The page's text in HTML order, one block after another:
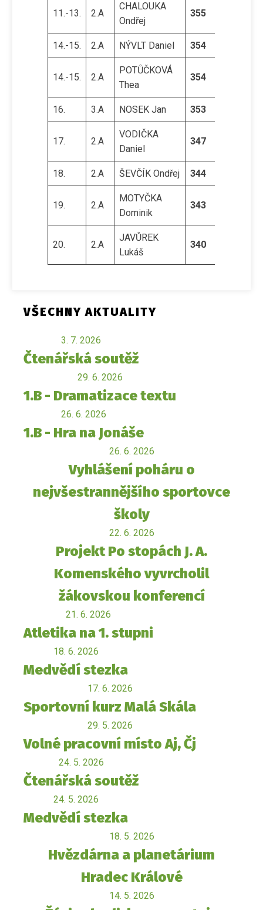
11.-13. 2.A
CHALOUKA
Ondřej
355
14.-15. 2.A NÝVLT Daniel 354
14.-15. 2.A
POTŮČKOVÁ
Thea
354
16. 3.A NOSEK Jan 353
17. 2.A
VODIČKA
Daniel
347
18. 2.A ŠEVČÍK Ondřej 344
19. 2.A
MOTYČKA
Dominik
343
20. 2.A
JAVŮREK
Lukáš
340
VŠECHNY AKTUALITY
3. 7. 2026
Čtenářská soutěž
29. 6. 2026
1.B - Dramatizace textu
26. 6. 2026
1.B - Hra na Jonáše
26. 6. 2026
Vyhlášení poháru o
nejvšestrannějšího sportovce
školy
22. 6. 2026
Projekt Po stopách J. A.
Komenského vyvrcholil
žákovskou konferencí
21. 6. 2026
Atletika na 1. stupni
18. 6. 2026
Medvědí stezka
17. 6. 2026
Sportovní kurz Malá Skála
29. 5. 2026
Volné pracovní místo Aj, Čj
24. 5. 2026
Čtenářská soutěž
24. 5. 2026
Medvědí stezka
18. 5. 2026
Hvězdárna a planetárium
Hradec Králové
14. 5. 2026